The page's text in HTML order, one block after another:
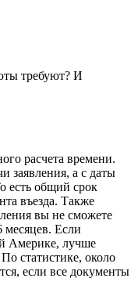
требуют? И
расчета времени.
заявления, а с даты
есть общий срок
въезда. Также
вы не сможете
месяцев. Если
Америке, лучше
статистике, около
если все документы